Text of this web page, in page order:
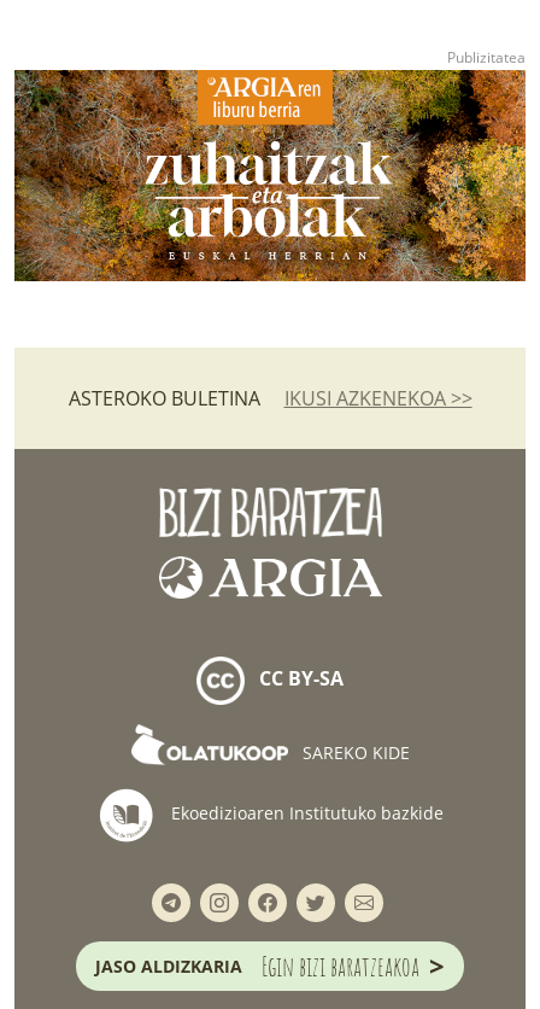
ASTEROKO BULETINA IKUSI AZKENEKOA >>
CC BY-SA
SAREKO KIDE
Ekoedizioaren Institutuko bazkide
JASO ALDIZKARIA Egin bizi baratzeakoa >